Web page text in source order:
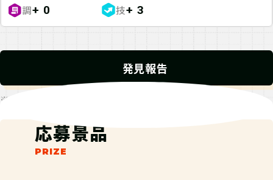
調+ 0 技+ 3
発見報告
※発見報告にGPSを使用するクエストが一部存在します。
応募景品